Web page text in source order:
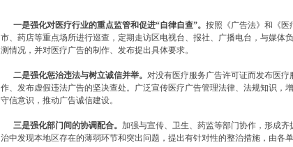
一是强化对医疗行业的重点监管和促进“自律自查”。 按照《广告法》和《医
市、药店等重点场所进行巡查，定期走访区电视台、报社、广播电台，与媒体
测情况，并对医疗广告的制作、发布提出具体要求。
二是强化惩治违法与树立诚信并举。 对没有医疗服务广告许可证而发布医疗
作、发布虚假违法广告的坚决查处。广泛宣传医疗广告管理法律、法规知识，
守信意识，推动广告诚信建设。
三是强化部门间的协调配合。 加强与宣传、卫生、药监等部门协作，形成
治中发现本地区存在的薄弱环节和突出问题，提出有针对性的整治措施，由各